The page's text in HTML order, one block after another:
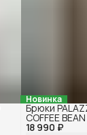
Новинка
18 990 ₽
Брюки
COFFEE BEAN